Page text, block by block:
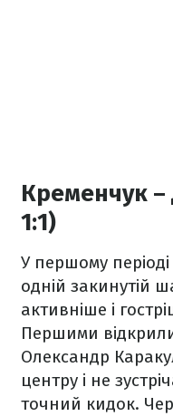
Кременчук –
1:1)
У першому
одній закинутій
активніше і
Першими
Олександр
центру і не
точний кидок.